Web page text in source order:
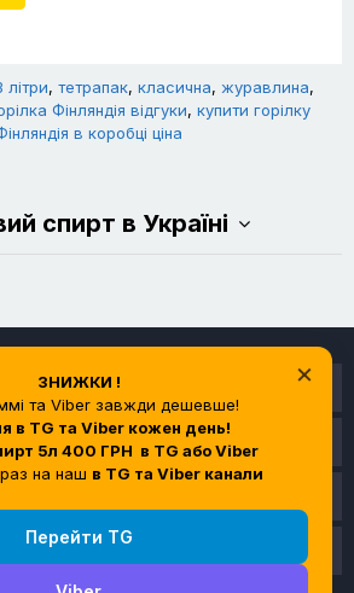
літри, тетрапак, класична, журавлина,
Фінляндія відгуки, купити горілку
в коробці ціна
спирт в Україні
×
ЗНИЖКИ !
та Viber завжди дешевше!
в TG та Viber кожен день!
5л 400 ГРН в TG або Viber
на наш в TG та Viber канали
Перейти TG